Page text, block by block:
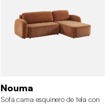
Nouma
Sofá cama esquinero de tela con